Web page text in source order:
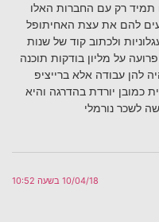
תמיד רק עם החברות האלו
להם את עצת האחיתופל
ולכתוב קוד של שנות
פרועה על מליון בודקות תוכנה
להן עבודה אלא ברייציפ
כמובן יורדת בהדרגה והיא
לשכר נורמלי
10/04/18 בשעה 10:52